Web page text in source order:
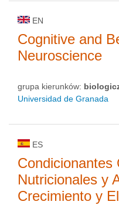
EN
Cognitive and
Neuroscience
grupa kierunków:
Universidad de Granada
ES
Condicionantes
Nutricionales y
Crecimiento y